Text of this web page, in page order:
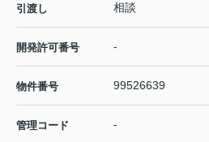
引渡し 相談
開発許可番号 -
物件番号 99526639
管理コード -